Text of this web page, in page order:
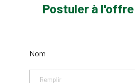
Postuler à
Nom